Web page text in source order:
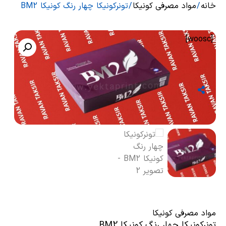
خانه/مواد مصرفی کونیکا/ تونرکونیکا چهار رنگ کونیکا BM2
[woosc]
مواد مصرفی کونیکا